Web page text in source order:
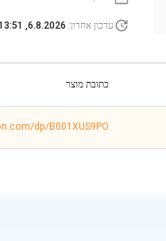
עדכון אחרון:
6.8.2026, 9:13:51
כתובת מוצר
dp/B001XUS9PO